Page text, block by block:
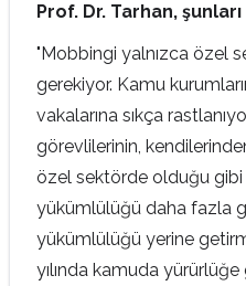
Prof. Dr. Tarhan,
"Mobbingi yalnızca özel
gerekiyor. Kamu
vakalarına sıkça
görevlilerinin,
özel sektörde olduğu
yükümlülüğü daha fazla
yükümlülüğü yerine
yılında kamuda